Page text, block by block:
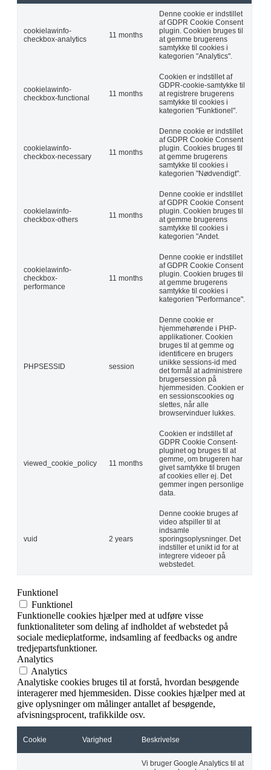
cookielawinfo-
checkbox-analytics
11 months
Denne cookie er indstillet
af GDPR Cookie Consent
plugin. Cookien bruges til
at gemme brugerens
samtykke til cookies i
kategorien "Analytics".
cookielawinfo-
checkbox-functional
11 months
Cookien er indstillet af
GDPR-cookie-samtykke til
at registrere brugerens
samtykke til cookies i
kategorien "Funktionel".
cookielawinfo-
checkbox-necessary
11 months
Denne cookie er indstillet
af GDPR Cookie Consent
plugin. Cookies bruges til
at gemme brugerens
samtykke til cookies i
kategorien "Nødvendigt".
cookielawinfo-
checkbox-others
11 months
Denne cookie er indstillet
af GDPR Cookie Consent
plugin. Cookien bruges til
at gemme brugerens
samtykke til cookies i
kategorien "Andet.
cookielawinfo-
checkbox-
performance
11 months
Denne cookie er indstillet
af GDPR Cookie Consent
plugin. Cookien bruges til
at gemme brugerens
samtykke til cookies i
kategorien "Performance".
PHPSESSID session
Denne cookie er
hjemmehørende i PHP-
applikationer. Cookien
bruges til at gemme og
identificere en brugers
unikke sessions-id med
det formål at administrere
brugersession på
hjemmesiden. Cookien er
en sessionscookies og
slettes, når alle
browservinduer lukkes.
viewed_cookie_policy 11 months
Cookien er indstillet af
GDPR Cookie Consent-
pluginet og bruges til at
gemme, om brugeren har
givet samtykke til brugen
af cookies eller ej. Det
gemmer ingen personlige
data.
vuid 2 years
Denne cookie bruges af
video afspiller til at
indsamle
sporingsoplysninger. Det
indstiller et unikt id for at
integrere videoer på
webstedet.
Funktionel
Funktionel
Funktionelle cookies hjælper med at udføre visse
funktionaliteter som deling af indholdet af webstedet på
sociale medieplatforme, indsamling af feedbacks og andre
tredjepartsfunktioner.
Analytics
Analytics
Analytiske cookies bruges til at forstå, hvordan besøgende
interagerer med hjemmesiden. Disse cookies hjælper med at
give oplysninger om målinger antallet af besøgende,
afvisningsprocent, trafikkilde osv.
Cookie Varighed Beskrivelse
Vi bruger Google Analytics til at